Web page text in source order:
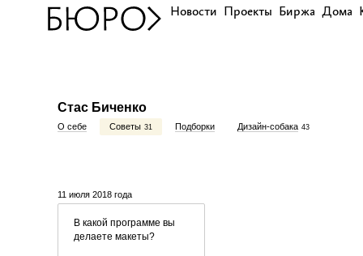
Новости Проекты Биржа Дома
Стас Биченко
О себе Советы 31 Подборки Дизайн-собака 43
11 июля 2018 года
В какой программе вы
делаете макеты?